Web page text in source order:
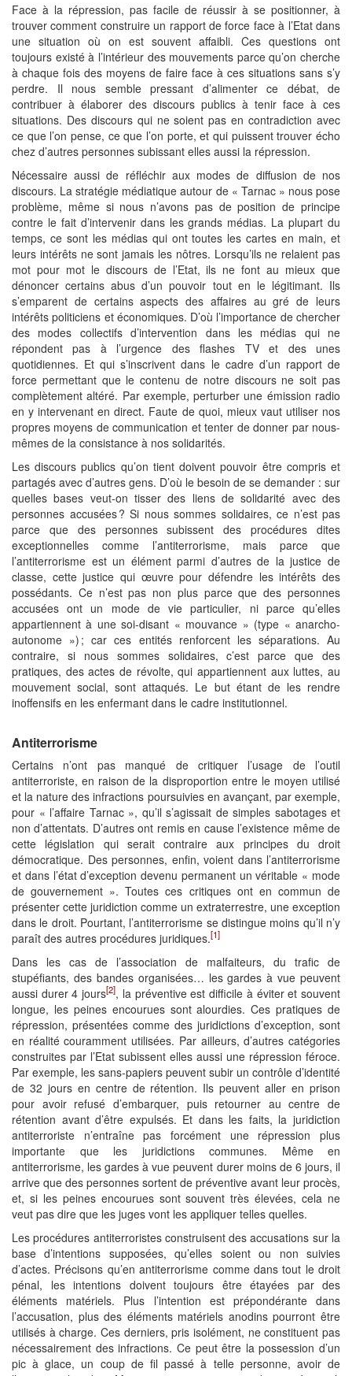
Face à la répression, pas facile de réussir à se positionner, à
trouver comment construire un rapport de force face à l’Etat dans
une situation où on est souvent affaibli. Ces questions ont
toujours existé à l’intérieur des mouvements parce qu’on cherche
à chaque fois des moyens de faire face à ces situations sans s’y
perdre. Il nous semble pressant d’alimenter ce débat, de
contribuer à élaborer des discours publics à tenir face à ces
situations. Des discours qui ne soient pas en contradiction avec
ce que l’on pense, ce que l’on porte, et qui puissent trouver écho
chez d’autres personnes subissant elles aussi la répression.
Nécessaire aussi de réfléchir aux modes de diffusion de nos
discours. La stratégie médiatique autour de « Tarnac » nous pose
problème, même si nous n’avons pas de position de principe
contre le fait d’intervenir dans les grands médias. La plupart du
temps, ce sont les médias qui ont toutes les cartes en main, et
leurs intérêts ne sont jamais les nôtres. Lorsqu’ils ne relaient pas
mot pour mot le discours de l’Etat, ils ne font au mieux que
dénoncer certains abus d’un pouvoir tout en le légitimant. Ils
s’emparent de certains aspects des affaires au gré de leurs
intérêts politiciens et économiques. D’où l’importance de chercher
des modes collectifs d’intervention dans les médias qui ne
répondent pas à l’urgence des flashes TV et des unes
quotidiennes. Et qui s’inscrivent dans le cadre d’un rapport de
force permettant que le contenu de notre discours ne soit pas
complètement altéré. Par exemple, perturber une émission radio
en y intervenant en direct. Faute de quoi, mieux vaut utiliser nos
propres moyens de communication et tenter de donner par nous-
mêmes de la consistance à nos solidarités.
Les discours publics qu’on tient doivent pouvoir être compris et
partagés avec d’autres gens. D’où le besoin de se demander : sur
quelles bases veut-on tisser des liens de solidarité avec des
personnes accusées ? Si nous sommes solidaires, ce n’est pas
parce que des personnes subissent des procédures dites
exceptionnelles comme l’antiterrorisme, mais parce que
l’antiterrorisme est un élément parmi d’autres de la justice de
classe, cette justice qui œuvre pour défendre les intérêts des
possédants. Ce n’est pas non plus parce que des personnes
accusées ont un mode de vie particulier, ni parce qu’elles
appartiennent à une soi-disant « mouvance » (type « anarcho-
autonome ») ; car ces entités renforcent les séparations. Au
contraire, si nous sommes solidaires, c’est parce que des
pratiques, des actes de révolte, qui appartiennent aux luttes, au
mouvement social, sont attaqués. Le but étant de les rendre
inoffensifs en les enfermant dans le cadre institutionnel.
Antiterrorisme
Certains n’ont pas manqué de critiquer l’usage de l’outil
antiterroriste, en raison de la disproportion entre le moyen utilisé
et la nature des infractions poursuivies en avançant, par exemple,
pour « l’affaire Tarnac », qu’il s’agissait de simples sabotages et
non d’attentats. D’autres ont remis en cause l’existence même de
cette législation qui serait contraire aux principes du droit
démocratique. Des personnes, enfin, voient dans l’antiterrorisme
et dans l’état d’exception devenu permanent un véritable « mode
de gouvernement ». Toutes ces critiques ont en commun de
présenter cette juridiction comme un extraterrestre, une exception
dans le droit. Pourtant, l’antiterrorisme se distingue moins qu’il n’y
paraît des autres procédures juridiques.[1]
Dans les cas de l’association de malfaiteurs, du trafic de
stupéfiants, des bandes organisées… les gardes à vue peuvent
aussi durer 4 jours[2], la préventive est difficile à éviter et souvent
longue, les peines encourues sont alourdies. Ces pratiques de
répression, présentées comme des juridictions d’exception, sont
en réalité couramment utilisées. Par ailleurs, d’autres catégories
construites par l’Etat subissent elles aussi une répression féroce.
Par exemple, les sans-papiers peuvent subir un contrôle d’identité
de 32 jours en centre de rétention. Ils peuvent aller en prison
pour avoir refusé d’embarquer, puis retourner au centre de
rétention avant d’être expulsés. Et dans les faits, la juridiction
antiterroriste n’entraîne pas forcément une répression plus
importante que les juridictions communes. Même en
antiterrorisme, les gardes à vue peuvent durer moins de 6 jours, il
arrive que des personnes sortent de préventive avant leur procès,
et, si les peines encourues sont souvent très élevées, cela ne
veut pas dire que les juges vont les appliquer telles quelles.
Les procédures antiterroristes construisent des accusations sur la
base d’intentions supposées, qu’elles soient ou non suivies
d’actes. Précisons qu’en antiterrorisme comme dans tout le droit
pénal, les intentions doivent toujours être étayées par des
éléments matériels. Plus l’intention est prépondérante dans
l’accusation, plus des éléments matériels anodins pourront être
utilisés à charge. Ces derniers, pris isolément, ne constituent pas
nécessairement des infractions. Ce peut être la possession d’un
pic à glace, un coup de fil passé à telle personne, avoir de